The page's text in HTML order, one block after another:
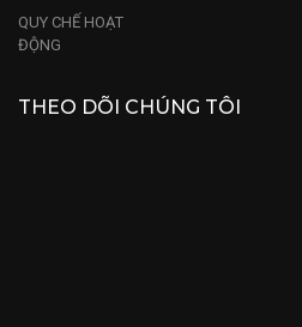
QUY CHẾ HOẠT
ĐỘNG
THEO DÕI CHÚNG TÔI